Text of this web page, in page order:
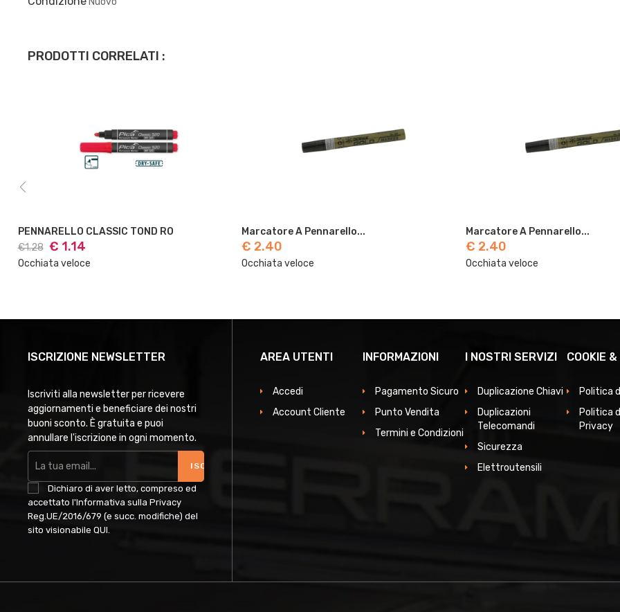
PRODOTTI CORRELATI :
RO Marcatore A Pennarello... Marcatore A Pennarello... Marcatore
ISCRIZIONE NEWSLETTER
Iscriviti alla newsletter per ricevere
aggiornamenti e beneficiare dei nostri
buoni sconto. È gratuita e puoi
annullare l'iscrizione in ogni momento.
ISCRIVITI
Dichiaro di aver letto, compreso ed
accettato l'Informativa sulla Privacy
Reg.UE/2016/679 (e succ. modifiche) del
sito visionabile QUI.
AREA UTENTI
Accedi
Account Cliente
INFORMAZIONI
Pagamento Sicuro
Punto Vendita
Termini e Condizioni
I NOSTRI SERVIZI
Duplicazione Chiavi
Duplicazioni
Telecomandi
Sicurezza
Elettroutensili
COOKIE
Politica
Politica
Privacy